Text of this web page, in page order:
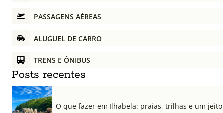
PASSAGENS AÉREAS
ALUGUEL DE CARRO
TRENS E ÔNIBUS
Posts recentes
O que fazer em Ilhabela: praias, trilhas e um